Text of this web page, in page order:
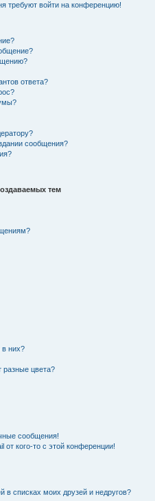
требуют войти на конференцию!
ответа?
сообщения?
тем
в них?
разные цвета?
сообщения!
кого-то с этой конференции!
в списках моих друзей и недругов?